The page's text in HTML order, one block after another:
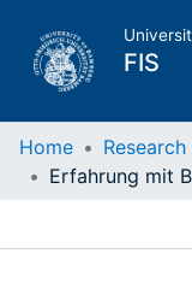
FIS
Home
Home